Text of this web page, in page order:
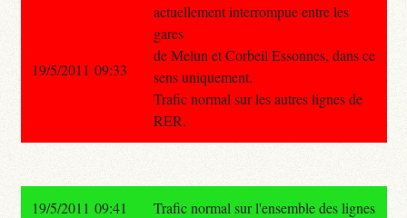
actuellement interrompue entre les
gares
de Melun et Corbeil Essonnes, dans ce
sens uniquement.
Trafic normal sur les autres lignes de
RER.
19/5/2011 09:33
19/5/2011 09:41
Trafic normal sur l'ensemble des lignes